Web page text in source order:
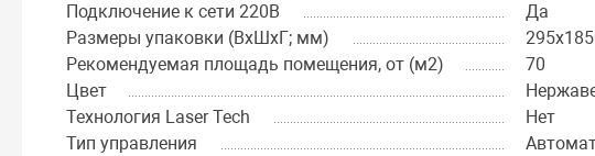
Подключение к сети 220В
Да
Размеры упаковки (ВхШхГ; мм)
Рекомендуемая площадь помещения, от (м2)
70
Цвет
Технология Laser Tech
Нет
Тип управления